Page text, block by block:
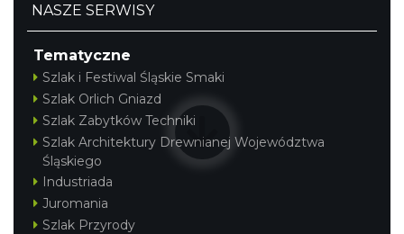
Jak czytać las
8.22 km
NASZE SERWISY
Tematyczne
Szlak i Festiwal Śląskie Smaki
Szlak Orlich Gniazd
Szlak Zabytków Techniki
Szlak Architektury Drewnianej Województwa
Śląskiego
Industriada
Juromania
Szlak Przyrody